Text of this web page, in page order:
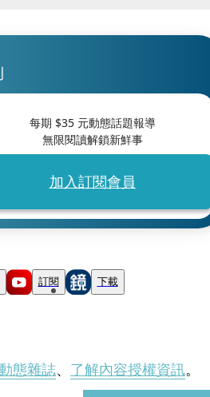
每期 $35元動態話題報導
無限閱讀解鎖新鮮事
加入訂閱會員
訂閱 下載
態雜誌、 了解內容授權資訊。